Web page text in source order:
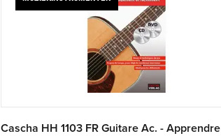
Cascha HH 1103 FR Guitare Ac. - Apprendre